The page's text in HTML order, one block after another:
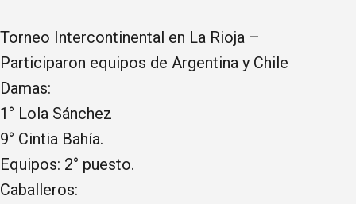
Torneo Intercontinental en La Rioja –
Participaron equipos de Argentina y Chile
Damas:
1° Lola Sánchez
9° Cintia Bahía.
Equipos: 2° puesto.
Caballeros: